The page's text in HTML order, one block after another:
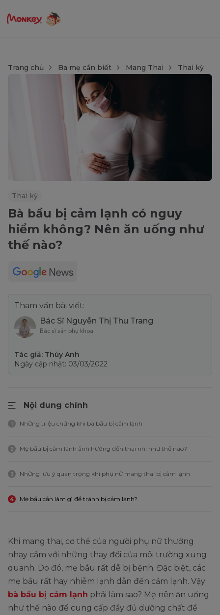
Trang chủ Ba mẹ cần biết Mang Thai Thai kỳ
Thai kỳ
Bà bầu bị cảm lạnh có nguy
hiểm không? Nên ăn uống như
thế nào?
Tham vấn bài viết:
Bác Sĩ Nguyễn Thị Thu Trang
Bác sĩ sản phụ khoa
Tác giả: Thúy Anh
Ngày cập nhật: 03/03/2022
Nội dung chính
1 Những triệu chứng khi bà bầu bị cảm lạnh
2 Mẹ bầu bị cảm lạnh ảnh hưởng đến thai nhi như thế nào?
3 Những lưu ý quan trọng khi phụ nữ mang thai bị cảm lạnh
4 Mẹ bầu cần làm gì để tránh bị cảm lạnh?
Khi mang thai, cơ thể của người phụ nữ thường
nhạy cảm với những thay đổi của môi trường xung
quanh. Do đó, mẹ bầu rất dễ bị bệnh. Đặc biệt, các
mẹ bầu rất hay nhiễm lạnh dẫn đến cảm lạnh. Vậy
bà bầu bị cảm lạnh phải làm sao? Mẹ nên ăn uống
như thế nào để cung cấp đầy đủ dưỡng chất để